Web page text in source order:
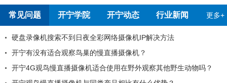
常见问题 开宁学院 开宁动态 行业新闻 更多+
盘录像机搜索不到日夜全彩网络摄像机IP解决方法
宁有没有适合观察鸟巢的慢直播摄像机？
宁4G观鸟慢直播摄像机适合使用在野外观察其他野生动物吗？